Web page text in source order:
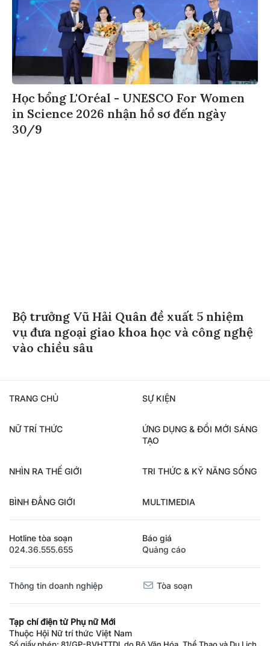
Học bổng L'Oréal - UNESCO For Women
in Science 2026 nhận hồ sơ đến ngày
30/9
Bộ trưởng Vũ Hải Quân đề xuất 5 nhiệm
vụ đưa ngoại giao khoa học và công nghệ
vào chiều sâu
TRANG CHỦ SỰ KIỆN
NỮ TRÍ THỨC
ỨNG DỤNG & ĐỔI MỚI SÁNG
TẠO
NHÌN RA THẾ GIỚI TRI THỨC & KỸ NĂNG SỐNG
BÌNH ĐẲNG GIỚI MULTIMEDIA
Hotline tòa soạn
024.36.555.655
Báo giá
Quảng cáo
Thông tin doanh nghiệp Tòa soạn
Tạp chí điện tử Phụ nữ Mới
Thuộc Hội Nữ trí thức Việt Nam